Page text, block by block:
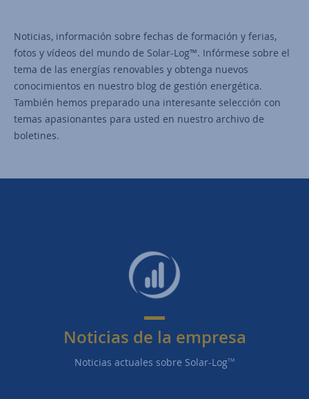
Noticias, información sobre fechas de formación y ferias,
fotos y vídeos del mundo de Solar-Log™. Infórmese sobre el
tema de las energías renovables y obtenga nuevos
conocimientos en nuestro blog de gestión energética.
También hemos preparado una interesante selección con
temas apasionantes para usted en nuestro archivo de
boletines.
Noticias de la empresa
Noticias actuales sobre Solar-LogTM